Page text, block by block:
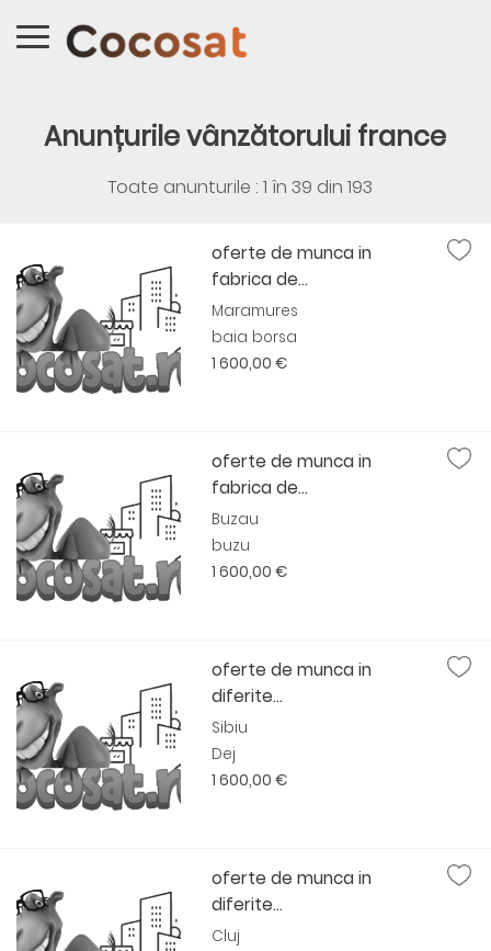
Anunțurile vânzătorului france
Toate anunturile : 1 în 39 din 193
oferte de munca in
fabrica de...
Maramures
baia borsa
1 600,00 €
oferte de munca in
fabrica de...
Buzau
buzu
1 600,00 €
oferte de munca in
diferite...
Sibiu
Dej
1 600,00 €
oferte de munca in
diferite...
Cluj